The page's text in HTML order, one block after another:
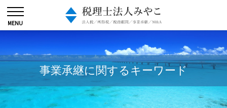
事業承継に関するキーワード